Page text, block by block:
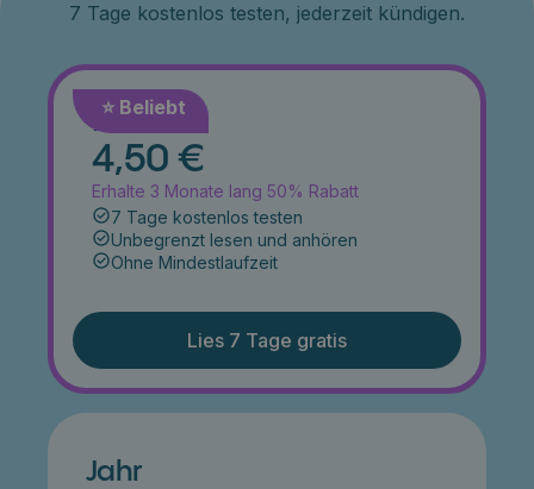
7 Tage kostenlos testen, jederzeit kündigen.
⭐️ Beliebt
Monat
4,50 €
Erhalte 3 Monate lang 50% Rabatt
7 Tage kostenlos testen
Unbegrenzt lesen und anhören
Ohne Mindestlaufzeit
Lies 7 Tage gratis
Jahr